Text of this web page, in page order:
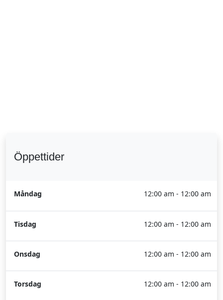
Öppettider
Måndag 12:00 am - 12:00 am
Tisdag 12:00 am - 12:00 am
Onsdag 12:00 am - 12:00 am
Torsdag 12:00 am - 12:00 am